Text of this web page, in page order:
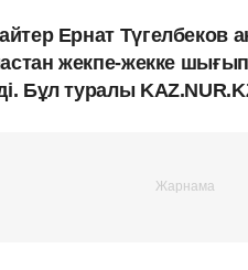
Ернат Түгелбеков
жекпе-жекке
Бұл туралы